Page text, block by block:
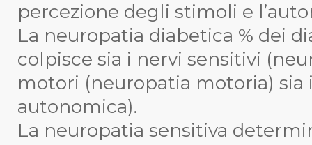
percezione degli stimoli e
La neuropatia diabetica % dei
colpisce sia i nervi sensitivi
motori (neuropatia motoria)
autonomica).
La neuropatia sensitiva